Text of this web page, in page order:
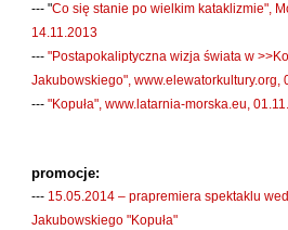
Kuźnicki Sławomir
Kyrcz Jr Kazimierz
Latawiec Bogusława
Laufer Paweł
Lech Joanna
--- "Co się stanie po wielkim kataklizmie",
14.11.2013
--- "Postapokaliptyczna wizja świata w
Jakubowskiego", www.elewatorkultury.org,
--- "Kopuła", www.latarnia-morska.eu,
promocje:
--- 15.05.2014 – prapremiera spektaklu
Jakubowskiego "Kopuła"